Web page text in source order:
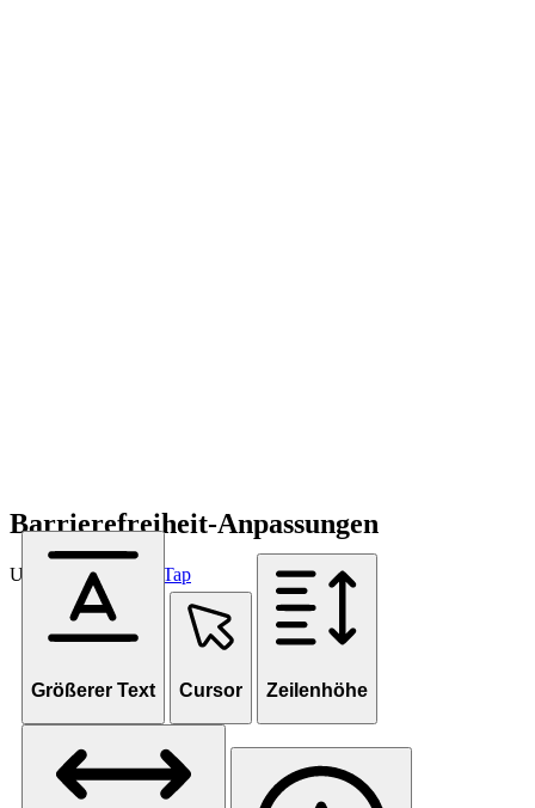
Barrierefreiheit-Anpassungen
Unterstützt von OneTap
Größerer Text Cursor Zeilenhöhe